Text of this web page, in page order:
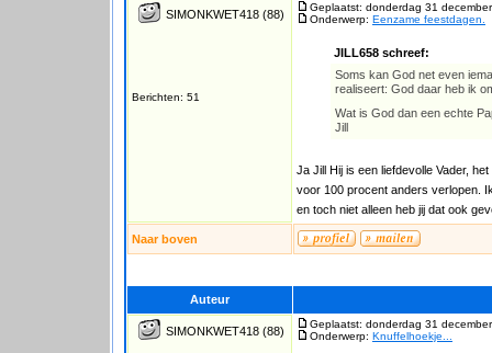
SIMONKWET418 (88)
Berichten: 51
Geplaatst: donderdag 31
Onderwerp: Eenzame feestdagen.
JILL658 schreef:
Soms kan God net even
realiseert: God daar heb ik
Wat is God dan een echte
Jill
Ja Jill Hij is een liefdevolle Vader,
voor 100 procent anders verlopen.
en toch niet alleen heb jij dat ook
Naar boven
Auteur
SIMONKWET418 (88)
Geplaatst: donderdag 31
Onderwerp: Knuffelhoekje...